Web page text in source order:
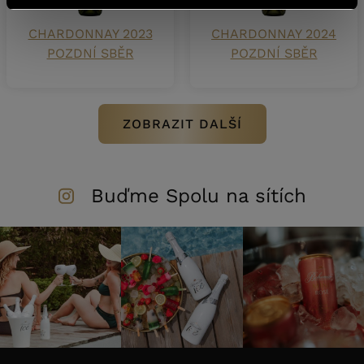
CHARDONNAY 2023
POZDNÍ SBĚR
CHARDONNAY 2024
POZDNÍ SBĚR
ZOBRAZIT DALŠÍ
Buďme Spolu na sítích